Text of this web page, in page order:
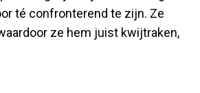
té confronterend te zijn. Ze
ze hem juist kwijtraken,